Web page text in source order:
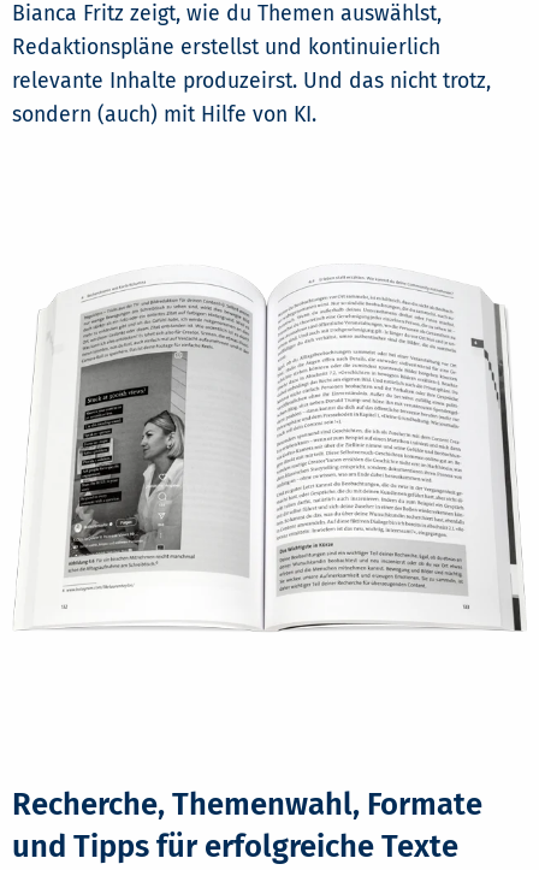
Bianca Fritz zeigt, wie du Themen auswählst,
Redaktionspläne erstellst und kontinuierlich
relevante Inhalte produzeirst. Und das nicht trotz,
sondern (auch) mit Hilfe von KI.
Recherche, Themenwahl, Formate
und Tipps für erfolgreiche Texte